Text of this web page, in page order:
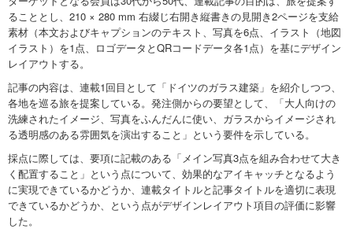
ることとし、210 × 280 mm 右綴じ右開き縦書きの見開き2ページを支給
素材（本文およびキャプションのテキスト、写真を6点、イラスト（地図
イラスト）を1点、ロゴデータとQRコードデータ各1点）を基にデザイン
レイアウトする。
記事の内容は、連載1回目として「ドイツのガラス建築」を紹介しつつ、
各地を巡る旅を提案している。発注側からの要望として、「大人向けの
洗練されたイメージ、写真をふんだんに使い、ガラスからイメージされ
る透明感のある雰囲気を演出すること」という要件を示している。
採点に際しては、要項に記載のある「メイン写真3点を組み合わせて大き
く配置すること」という点について、効果的なアイキャッチとなるよう
に実現できているかどうか、連載タイトルと記事タイトルを適切に表現
できているかどうか、という点がデザインレイアウト項目の評価に影響
した。